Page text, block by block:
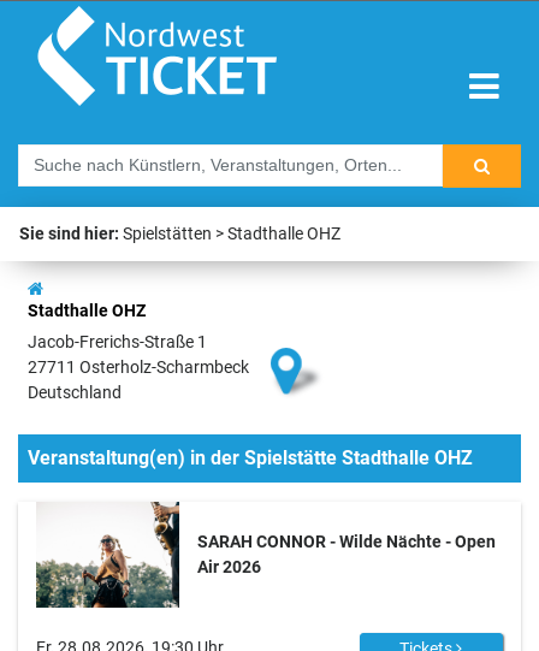
Sie sind hier: Spielstätten Stadthalle OHZ
Stadthalle OHZ
Jacob-Frerichs-Straße 1
27711 Osterholz-Scharmbeck
Deutschland
Veranstaltung(en) in der Spielstätte Stadthalle OHZ
SARAH CONNOR - Wilde Nächte - Open
Air 2026